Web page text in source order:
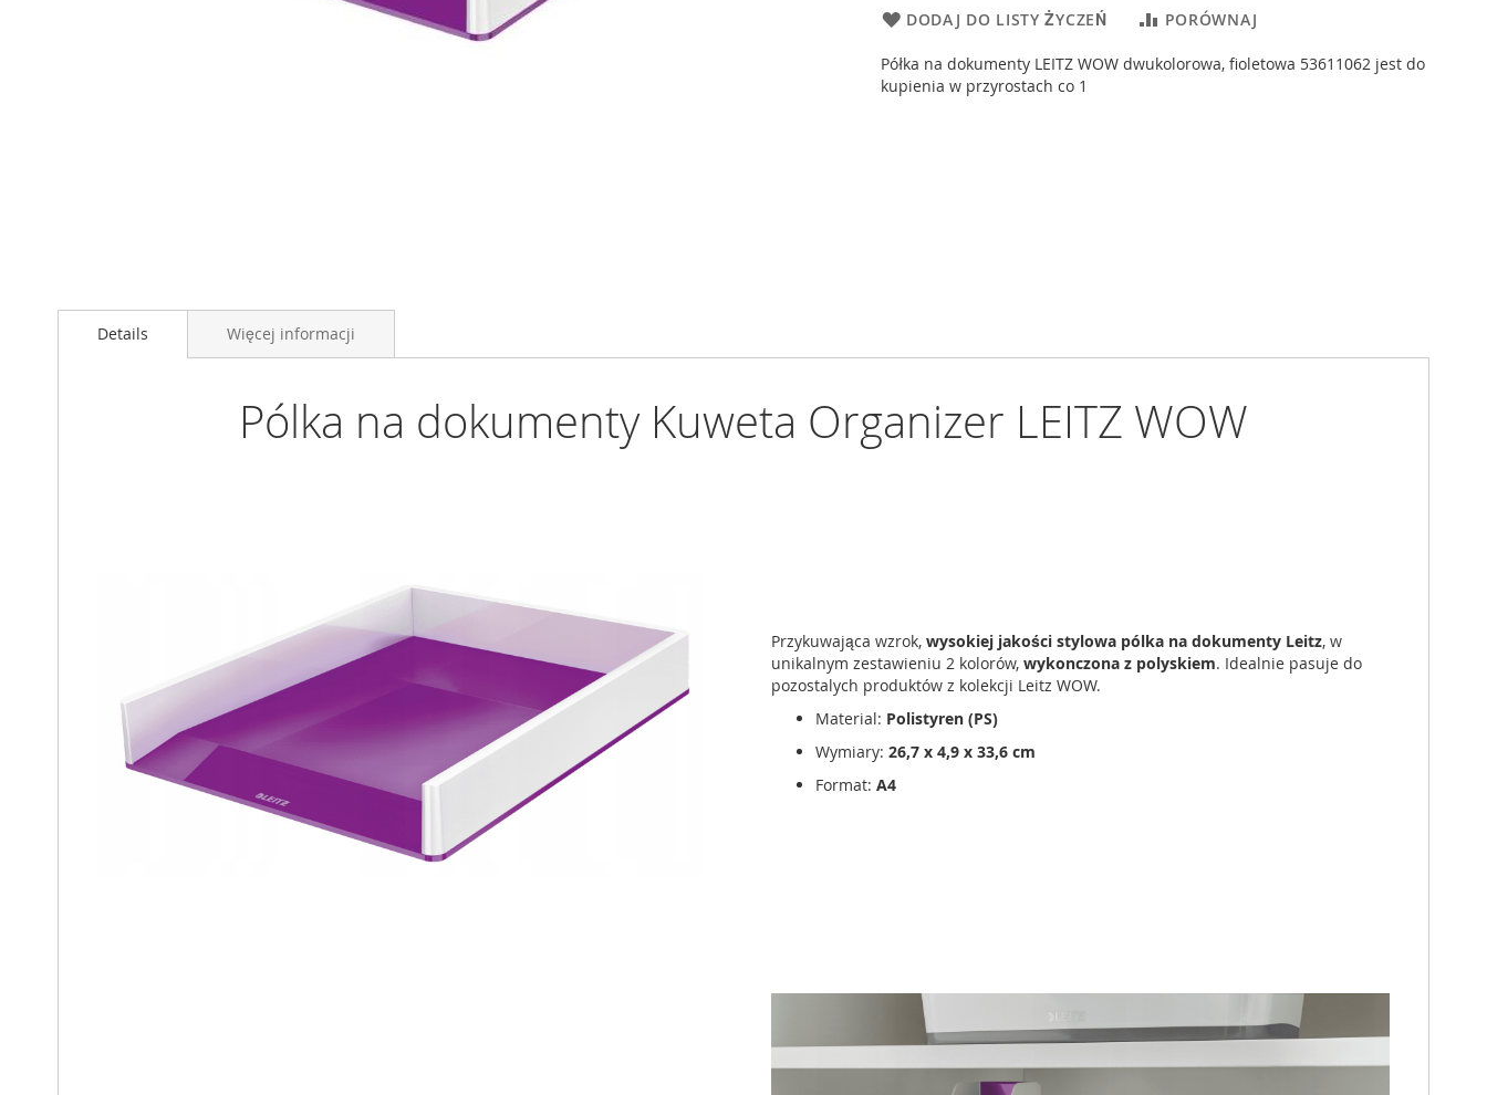
na
początek
DODAJ DO LISTY ŻYCZEŃ PORÓWNAJ
Półka na dokumenty LEITZ WOW dwukolorowa, fioletowa 53611062 jest do
kupienia w przyrostach co 1
Details
Pólka na dokumenty Kuweta Organizer LEITZ WOW
Przykuwająca wzrok, wysokiej jakości stylowa pólka na dokumenty Leitz, w
unikalnym zestawieniu 2 kolorów, wykonczona z polyskiem. Idealnie pasuje do
pozostalych produktów z kolekcji Leitz WOW.
Material: Polistyren (PS)
Wymiary: 26,7 x 4,9 x 33,6 cm
Format: A4
Więcej informacji